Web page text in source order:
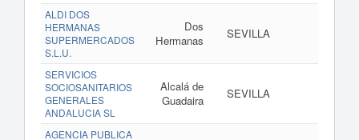
ALDI DOS
HERMANAS
SUPERMERCADOS
S.L.U.
Dos
Hermanas
SEVILLA
SERVICIOS
SOCIOSANITARIOS
GENERALES
ANDALUCIA SL
Alcalá de
Guadaira
SEVILLA
AGENCIA PUBLICA